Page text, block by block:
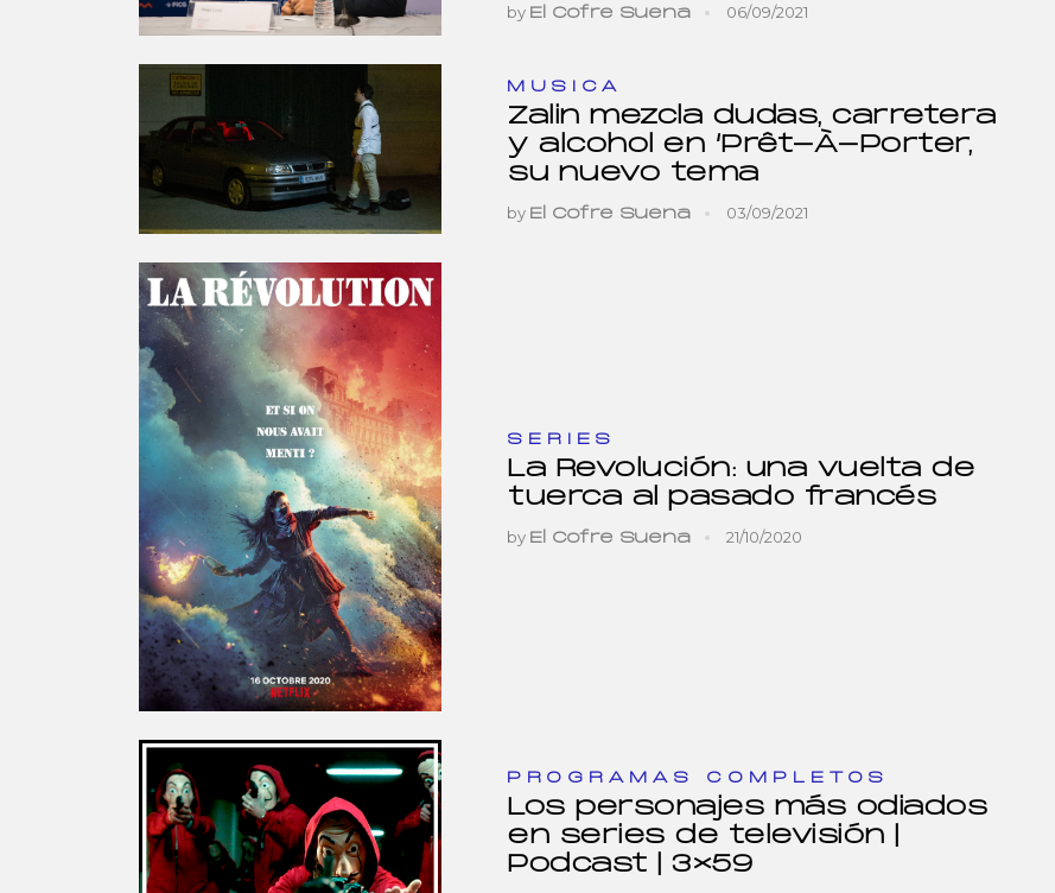
by El Cofre Suena 06/09/2021
MUSICA
Zalin mezcla dudas, carretera
y alcohol en ‘Prêt-À-Porter,
su nuevo tema
by El Cofre Suena 03/09/2021
SERIES
La Revolución: una vuelta de
tuerca al pasado francés
by El Cofre Suena 21/10/2020
PROGRAMAS COMPLETOS
Los personajes más odiados
en series de televisión |
Podcast | 3×59